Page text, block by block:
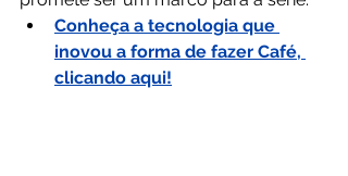
Conheça a tecnologia que
inovou a forma de fazer Café,
clicando aqui!